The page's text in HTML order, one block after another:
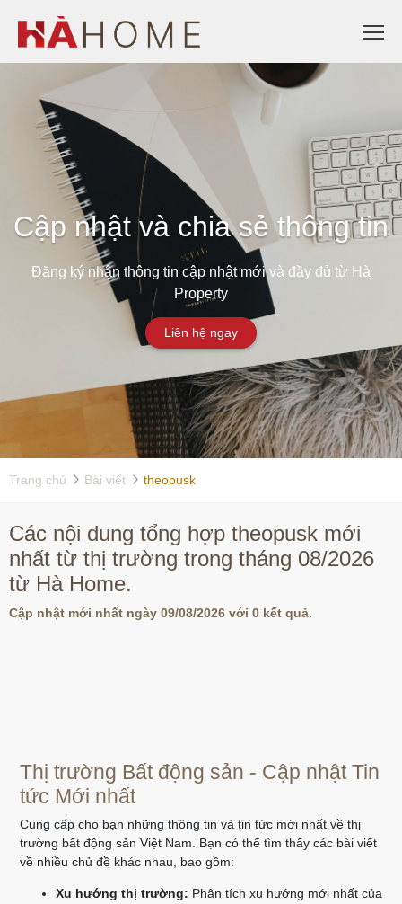
Cập nhật và chia sẻ thông tin
Đăng ký nhận thông tin cập nhật mới và đầy đủ từ Hà
Property
Liên hệ ngay
Trang chủ Bài viết theopusk
Các nội dung tổng hợp theopusk mới
nhất từ thị trường trong tháng 08/2026
từ Hà Home.
Cập nhật mới nhất ngày 09/08/2026 với 0 kết quả.
Thị trường Bất động sản - Cập nhật Tin
tức Mới nhất
Cung cấp cho bạn những thông tin và tin tức mới nhất về thị
trường bất động sản Việt Nam. Bạn có thể tìm thấy các bài viết
về nhiều chủ đề khác nhau, bao gồm:
Xu hướng thị trường: Phân tích xu hướng mới nhất của